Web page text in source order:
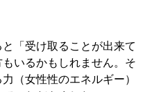
「受け取ることが出来て
いるかもしれません。そ
（女性性のエネルギー）